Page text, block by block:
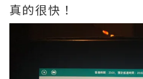
真的很快！